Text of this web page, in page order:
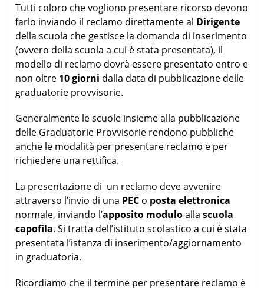
Tutti coloro che vogliono presentare ricorso devono
farlo inviando il reclamo direttamente al Dirigente
della scuola che gestisce la domanda di inserimento
(ovvero della scuola a cui è stata presentata), il
modello di reclamo dovrà essere presentato entro e
non oltre 10 giorni dalla data di pubblicazione delle
graduatorie provvisorie.
Generalmente le scuole insieme alla pubblicazione
delle Graduatorie Provvisorie rendono pubbliche
anche le modalità per presentare reclamo e per
richiedere una rettifica.
La presentazione di un reclamo deve avvenire
attraverso l’invio di una PEC o posta elettronica
normale, inviando l’apposito moduloallascuola
capofila. Si tratta dell’istituto scolastico a cui è stata
presentata l’istanza di inserimento/aggiornamento
in graduatoria.
Ricordiamo che il termine per presentare reclamo è